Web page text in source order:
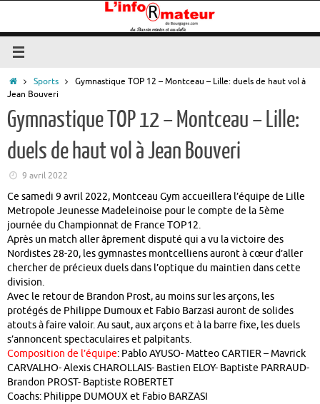
contenu
Accueil
Sports
Gymnastique TOP 12 – Montceau – Lille: duels de haut vol à
Jean Bouveri
Gymnastique TOP 12 – Montceau – Lille:
duels de haut vol à Jean Bouveri
9 avril 2022
Ce samedi 9 avril 2022, Montceau Gym accueillera l’équipe de Lille
Metropole Jeunesse Madeleinoise pour le compte de la 5ème
journée du Championnat de France TOP12.
Après un match aller âprement disputé qui a vu la victoire des
Nordistes 28-20, les gymnastes montcelliens auront à cœur d’aller
chercher de précieux duels dans l’optique du maintien dans cette
division.
Avec le retour de Brandon Prost, au moins sur les arçons, les
protégés de Philippe Dumoux et Fabio Barzasi auront de solides
atouts à faire valoir. Au saut, aux arçons et à la barre fixe, les duels
s’annoncent spectaculaires et palpitants.
Composition de l’équipe: Pablo AYUSO- Matteo CARTIER – Mavrick
CARVALHO- Alexis CHAROLLAIS- Bastien ELOY- Baptiste PARRAUD-
Brandon PROST- Baptiste ROBERTET
Coachs: Philippe DUMOUX et Fabio BARZASI